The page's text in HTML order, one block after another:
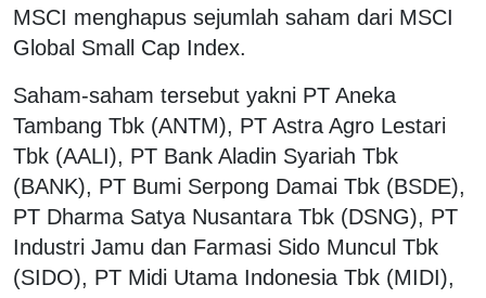
MSCI menghapus sejumlah saham dari MSCI
Global Small Cap Index.
Saham-saham tersebut yakni PT Aneka
Tambang Tbk (ANTM), PT Astra Agro Lestari
Tbk (AALI), PT Bank Aladin Syariah Tbk
(BANK), PT Bumi Serpong Damai Tbk (BSDE),
PT Dharma Satya Nusantara Tbk (DSNG), PT
Industri Jamu dan Farmasi Sido Muncul Tbk
(SIDO), PT Midi Utama Indonesia Tbk (MIDI),